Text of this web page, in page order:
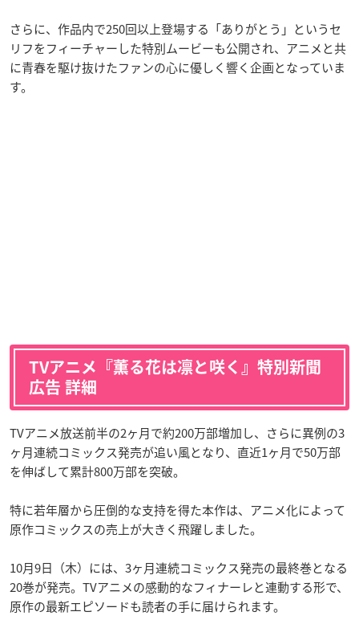
さらに、作品内で250回以上登場する「ありがとう」というセ
リフをフィーチャーした特別ムービーも公開され、アニメと共
に青春を駆け抜けたファンの心に優しく響く企画となっていま
す。
TVアニメ『薫る花は凛と咲く』特別新聞
広告 詳細
TVアニメ放送前半の2ヶ月で約200万部増加し、さらに異例の3
ヶ月連続コミックス発売が追い風となり、直近1ヶ月で50万部
を伸ばして累計800万部を突破。
特に若年層から圧倒的な支持を得た本作は、アニメ化によって
原作コミックスの売上が大きく飛躍しました。
10月9日（木）には、3ヶ月連続コミックス発売の最終巻となる
20巻が発売。TVアニメの感動的なフィナーレと連動する形で、
原作の最新エピソードも読者の手に届けられます。